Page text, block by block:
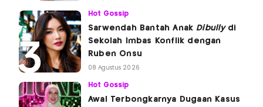
Hot Gossip
Sarwendah Bantah Anak Dibullydi
Sekolah Imbas Konflik dengan
Ruben Onsu
08 Agustus 2026
Hot Gossip
Awal Terbongkarnya Dugaan Kasus